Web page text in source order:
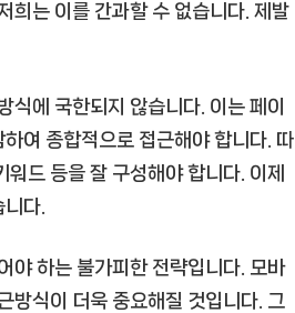
희는 이를 간과할 수 없습니다. 제발
식에 국한되지 않습니다. 이는 페이
여 종합적으로 접근해야 합니다. 따
드 등을 잘 구성해야 합니다. 이제
다.
야 하는 불가피한 전략입니다. 모바
방식이 더욱 중요해질 것입니다. 그